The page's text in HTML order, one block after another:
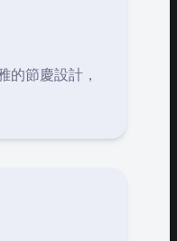
的節慶設計，